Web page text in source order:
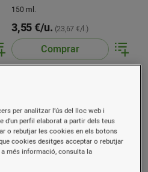
150 ml.
3,55 €/u. (23,67 €/l.)
Comprar
per analitzar l’ús del lloc web i
perfil elaborat a partir dels teus
o rebutjar les cookies en els botons
cookies desitges acceptar o rebutjar
més informació, consulta la